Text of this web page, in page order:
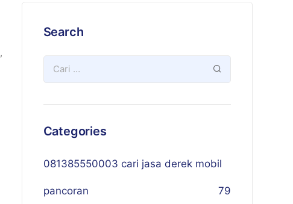
,
Search
Categories
081385550003 cari jasa derek mobil
pancoran 79